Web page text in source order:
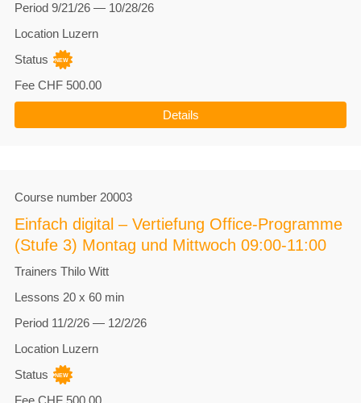
Period 9/21/26 — 10/28/26
Location Luzern
Status
Fee CHF 500.00
Details
Course number 20003
Einfach digital – Vertiefung Office-Programme
(Stufe 3) Montag und Mittwoch 09:00-11:00
Trainers Thilo Witt
Lessons 20 x 60 min
Period 11/2/26 — 12/2/26
Location Luzern
Status
Fee CHF 500.00